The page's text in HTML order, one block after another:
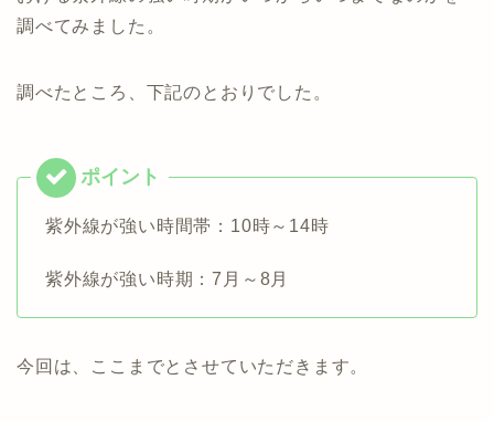
調べてみました。
調べたところ、下記のとおりでした。
紫外線が強い時間帯：10時～14時
紫外線が強い時期：7月～8月
今回は、ここまでとさせていただきます。